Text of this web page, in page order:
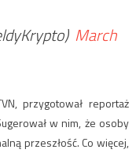
March
przygotował reportaż
w nim, że osoby
przeszłość. Co więcej,